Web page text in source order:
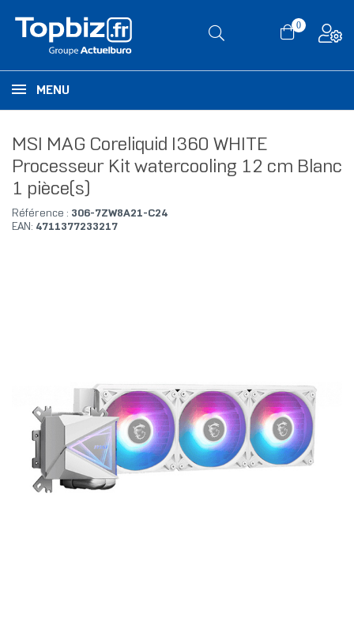
0
MENU
MSI MAG Coreliquid I360 WHITE
Processeur Kit watercooling 12 cm Blanc
1 pièce(s)
Référence : 306-7ZW8A21-C24
EAN: 4711377233217